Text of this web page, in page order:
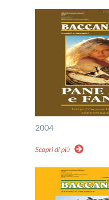
2004
Scopri di più